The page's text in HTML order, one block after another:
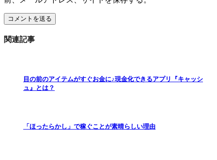
関連記事
目の前のアイテムがすぐお金に♪現金化できるアプリ『キャッシ
ュ』とは？
「ほったらかし」で稼ぐことが素晴らしい理由